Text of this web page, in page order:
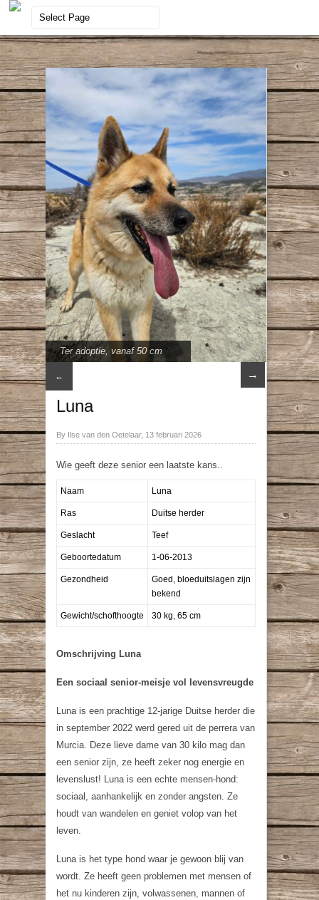
Ter adoptie, vanaf 50 cm
← →
Luna
By Ilse van den Oetelaar, 13 februari 2026
Wie geeft deze senior een laatste kans..
Naam Luna
Ras Duitse herder
Geslacht Teef
Geboortedatum 1-06-2013
Gezondheid
Goed, bloeduitslagen zijn
bekend
Gewicht/schofthoogte 30 kg, 65 cm
Omschrijving Luna
Een sociaal senior-meisje vol levensvreugde
Luna is een prachtige 12-jarige Duitse herder die
in september 2022 werd gered uit de perrera van
Murcia. Deze lieve dame van 30 kilo mag dan
een senior zijn, ze heeft zeker nog energie en
levenslust! Luna is een echte mensen-hond:
sociaal, aanhankelijk en zonder angsten. Ze
houdt van wandelen en geniet volop van het
leven.
Luna is het type hond waar je gewoon blij van
wordt. Ze heeft geen problemen met mensen of
het nu kinderen zijn, volwassenen, mannen of